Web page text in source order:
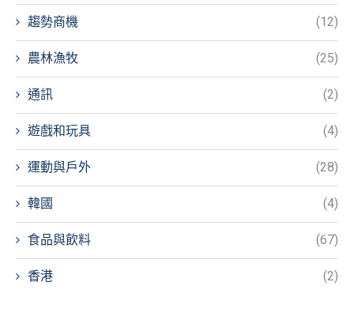
趨勢商機 (12)
農林漁牧 (25)
通訊 (2)
遊戲和玩具 (4)
運動與戶外 (28)
韓國 (4)
食品與飲料 (67)
香港 (2)